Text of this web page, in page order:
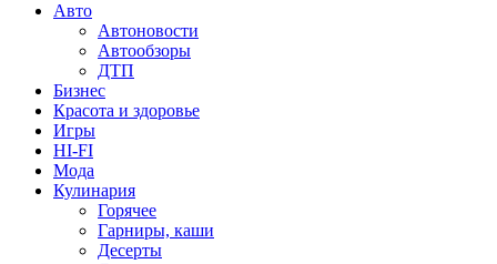
Авто
Автоновости
Автообзоры
ДТП
Бизнес
Красота и здоровье
Игры
HI-FI
Мода
Кулинария
Горячее
Гарниры, каши
Десерты